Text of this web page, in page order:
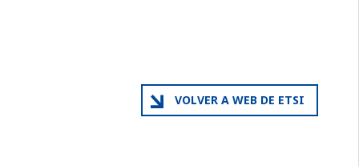
VOLVER A WEB DE ETSI